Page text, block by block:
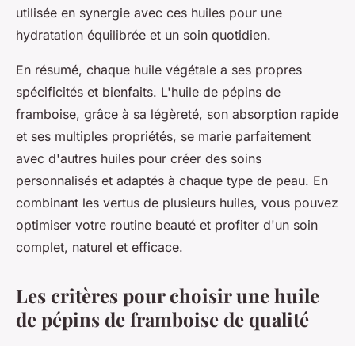
utilisée en synergie avec ces huiles pour une
hydratation équilibrée et un soin quotidien.
En résumé, chaque huile végétale a ses propres
spécificités et bienfaits. L'huile de pépins de
framboise, grâce à sa légèreté, son absorption rapide
et ses multiples propriétés, se marie parfaitement
avec d'autres huiles pour créer des soins
personnalisés et adaptés à chaque type de peau. En
combinant les vertus de plusieurs huiles, vous pouvez
optimiser votre routine beauté et profiter d'un soin
complet, naturel et efficace.
Les critères pour choisir une huile
de pépins de framboise de qualité